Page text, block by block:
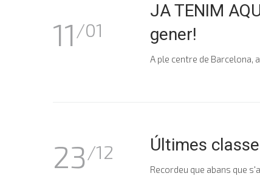
11 /01
JA TENIM
gener!
A ple centre de Barcelona,
23/12 Últimes
Recordeu que abans que